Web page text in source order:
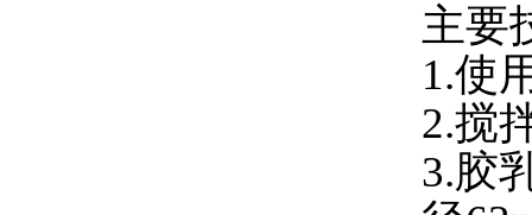
主要
1.使
2.搅
3.胶